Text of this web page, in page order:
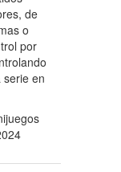
de
o
por
serie en